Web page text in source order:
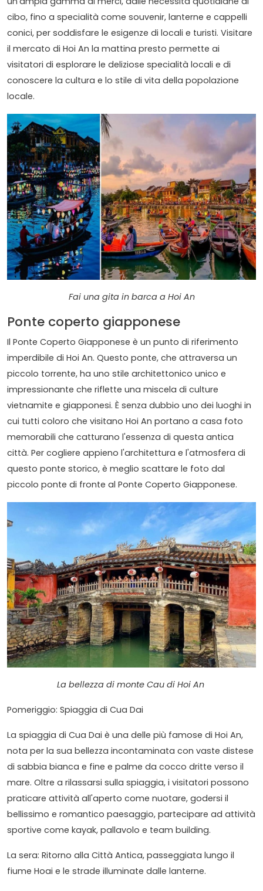
cibo, fino a specialità come souvenir, lanterne e cappelli
conici, per soddisfare le esigenze di locali e turisti. Visitare
il mercato di Hoi An la mattina presto permette ai
visitatori di esplorare le deliziose specialità locali e di
conoscere la cultura e lo stile di vita della popolazione
locale.
Fai una gita in barca a Hoi An
Ponte coperto giapponese
Il Ponte Coperto Giapponese è un punto di riferimento
imperdibile di Hoi An. Questo ponte, che attraversa un
piccolo torrente, ha uno stile architettonico unico e
impressionante che riflette una miscela di culture
vietnamite e giapponesi. È senza dubbio uno dei luoghi in
cui tutti coloro che visitano Hoi An portano a casa foto
memorabili che catturano l'essenza di questa antica
città. Per cogliere appieno l'architettura e l'atmosfera di
questo ponte storico, è meglio scattare le foto dal
piccolo ponte di fronte al Ponte Coperto Giapponese.
La bellezza di monte Cau di Hoi An
Pomeriggio: Spiaggia di Cua Dai
La spiaggia di Cua Dai è una delle più famose di Hoi An,
nota per la sua bellezza incontaminata con vaste distese
di sabbia bianca e fine e palme da cocco dritte verso il
mare. Oltre a rilassarsi sulla spiaggia, i visitatori possono
praticare attività all'aperto come nuotare, godersi il
bellissimo e romantico paesaggio, partecipare ad attività
sportive come kayak, pallavolo e team building.
La sera: Ritorno alla Città Antica, passeggiata lungo il
fiume Hoai e le strade illuminate dalle lanterne.